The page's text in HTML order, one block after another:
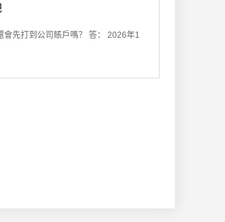
會先打到公司賬戶嗎？ 答： 2026年1